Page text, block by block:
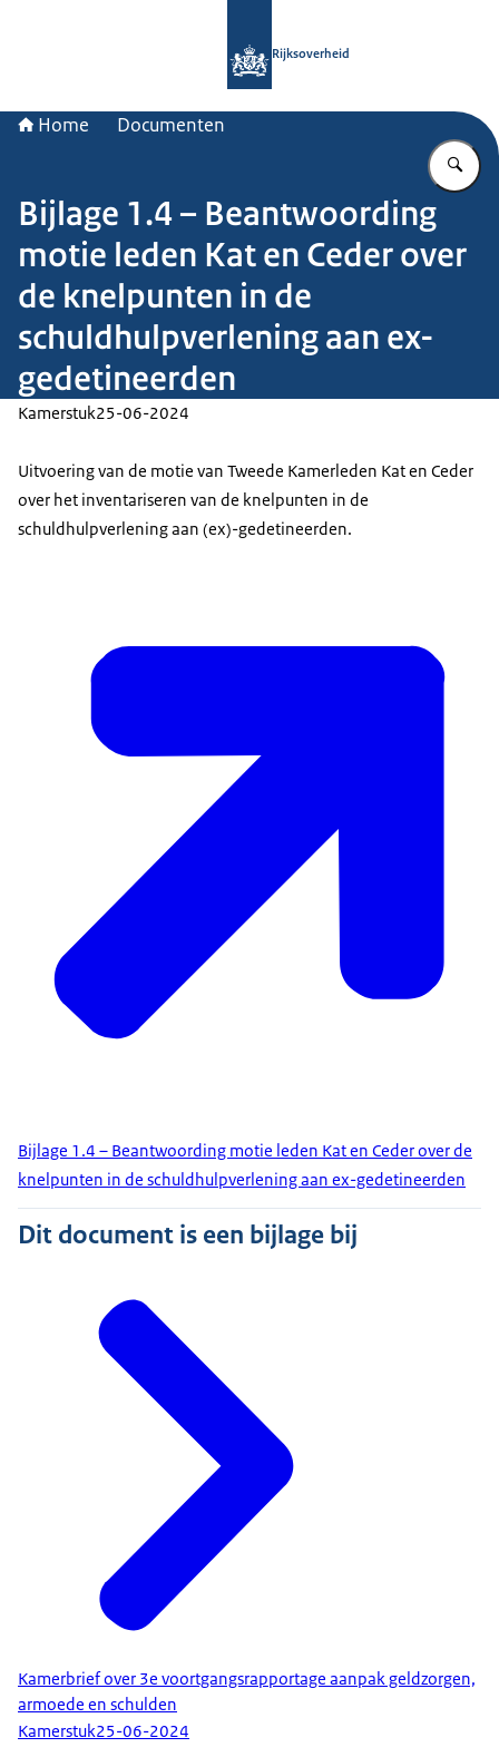
Rijksoverheid
Home Documenten
Bijlage 1.4 – Beantwoording
motie leden Kat en Ceder over
de knelpunten in de
schuldhulpverlening aan ex-
gedetineerden
Kamerstuk25-06-2024
Uitvoering van de motie van Tweede Kamerleden Kat en Ceder
over het inventariseren van de knelpunten in de
schuldhulpverlening aan (ex)-gedetineerden.
Bijlage 1.4 – Beantwoording motie leden Kat en Ceder over de
knelpunten in de schuldhulpverlening aan ex-gedetineerden
Dit document is een bijlage bij
Kamerbrief over 3e voortgangsrapportage aanpak geldzorgen,
armoede en schulden
Kamerstuk25-06-2024